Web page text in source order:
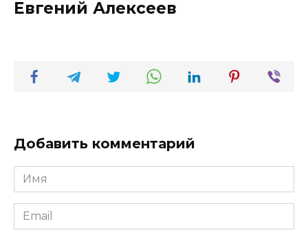
Евгений Алексеев
Добавить комментарий
Имя
*
Email
*